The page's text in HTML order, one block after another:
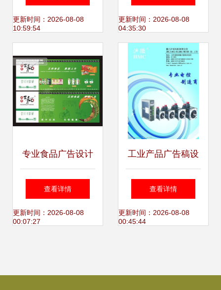
与平面广告卓越之
更新时间：2026-08-08
10:59:54
的视觉革命
更新时间：2026-08-08
04:35:30
专业食品广告设计
的15个必备技巧 以
振东五和为例
查看详情
更新时间：2026-08-08
00:07:27
工业产品广告稿设
计图片的艺术 如何
打造引人注目的视
查看详情
更新时间：2026-08-08
00:45:44